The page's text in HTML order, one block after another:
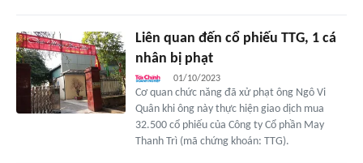
Liên quan đến cổ phiếu TTG, 1 cá
nhân bị phạt
01/10/2023
Cơ quan chức năng đã xử phạt ông Ngô Vi
Quân khi ông này thực hiện giao dịch mua
32.500 cổ phiếu của Công ty Cổ phần May
Thanh Trì (mã chứng khoán: TTG).